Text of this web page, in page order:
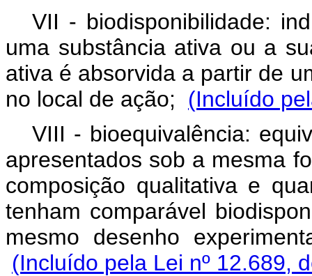
VII - biodisponibilidade:
uma substância ativa ou a
ativa é absorvida a partir de
no local de ação; (Incluído
VIII - bioequivalência:
apresentados sob a mesma
composição qualitativa e
tenham comparável
mesmo desenho
(Incluído pela Lei nº 12.689,